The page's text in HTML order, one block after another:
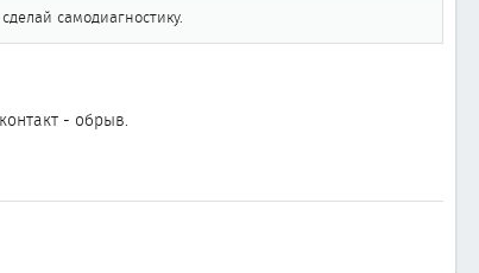
самодиагностику.
- обрыв.